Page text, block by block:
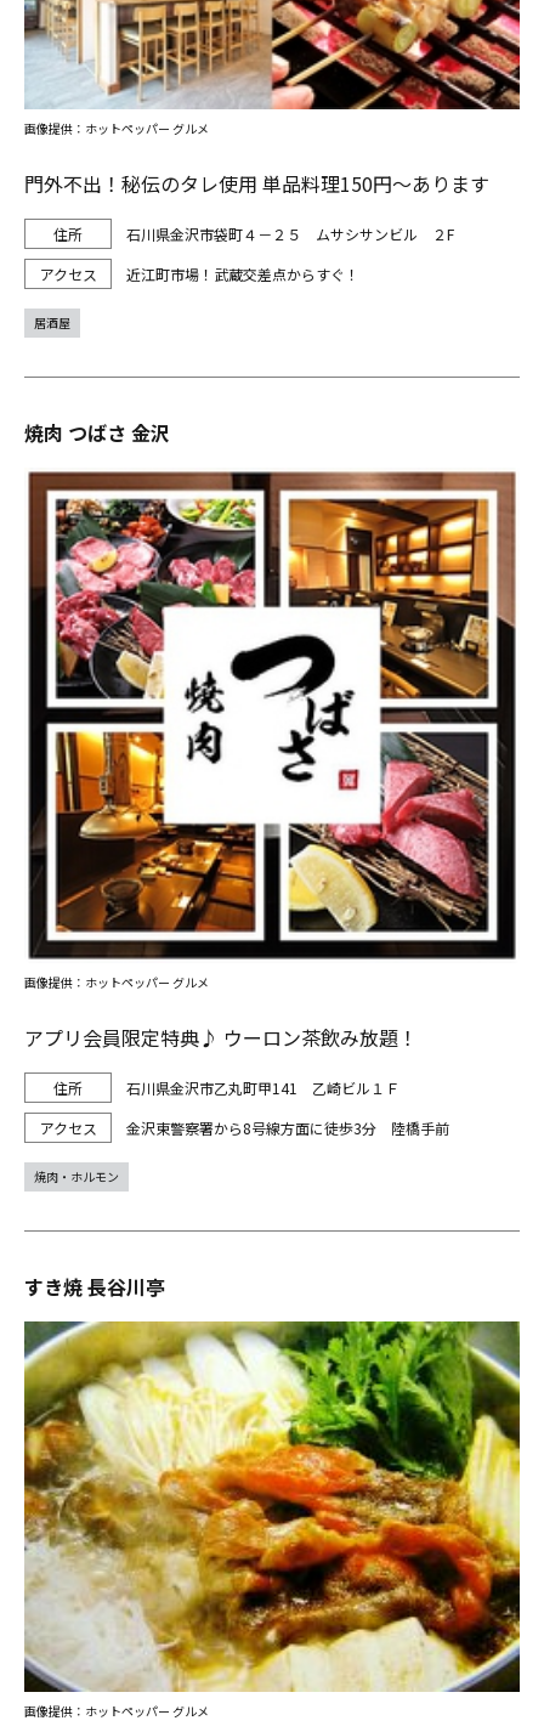
門外不出！秘伝のタレ使用 単品料理150円～あります
石川県金沢市袋町４－２５ ムサシサンビル ２F
近江町市場！武蔵交差点からすぐ！
画像提供：ホットペッパー グルメ
居酒屋
焼肉 つばさ 金沢
アプリ会員限定特典♪ ウーロン茶飲み放題！
石川県金沢市乙丸町甲141 乙崎ビル１Ｆ
金沢東警察署から8号線方面に徒歩3分 陸橋手前
画像提供：ホットペッパー グルメ
焼肉・ホルモン
すき焼 長谷川亭
画像提供：ホットペッパー グルメ